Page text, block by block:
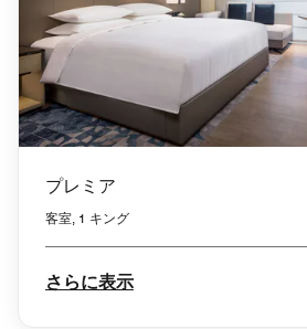
プレミア
客室, 1 キング
さらに表示